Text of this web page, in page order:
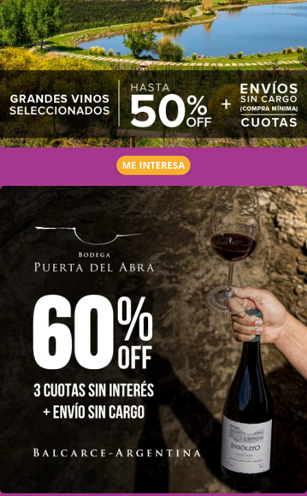
ME INTERESA